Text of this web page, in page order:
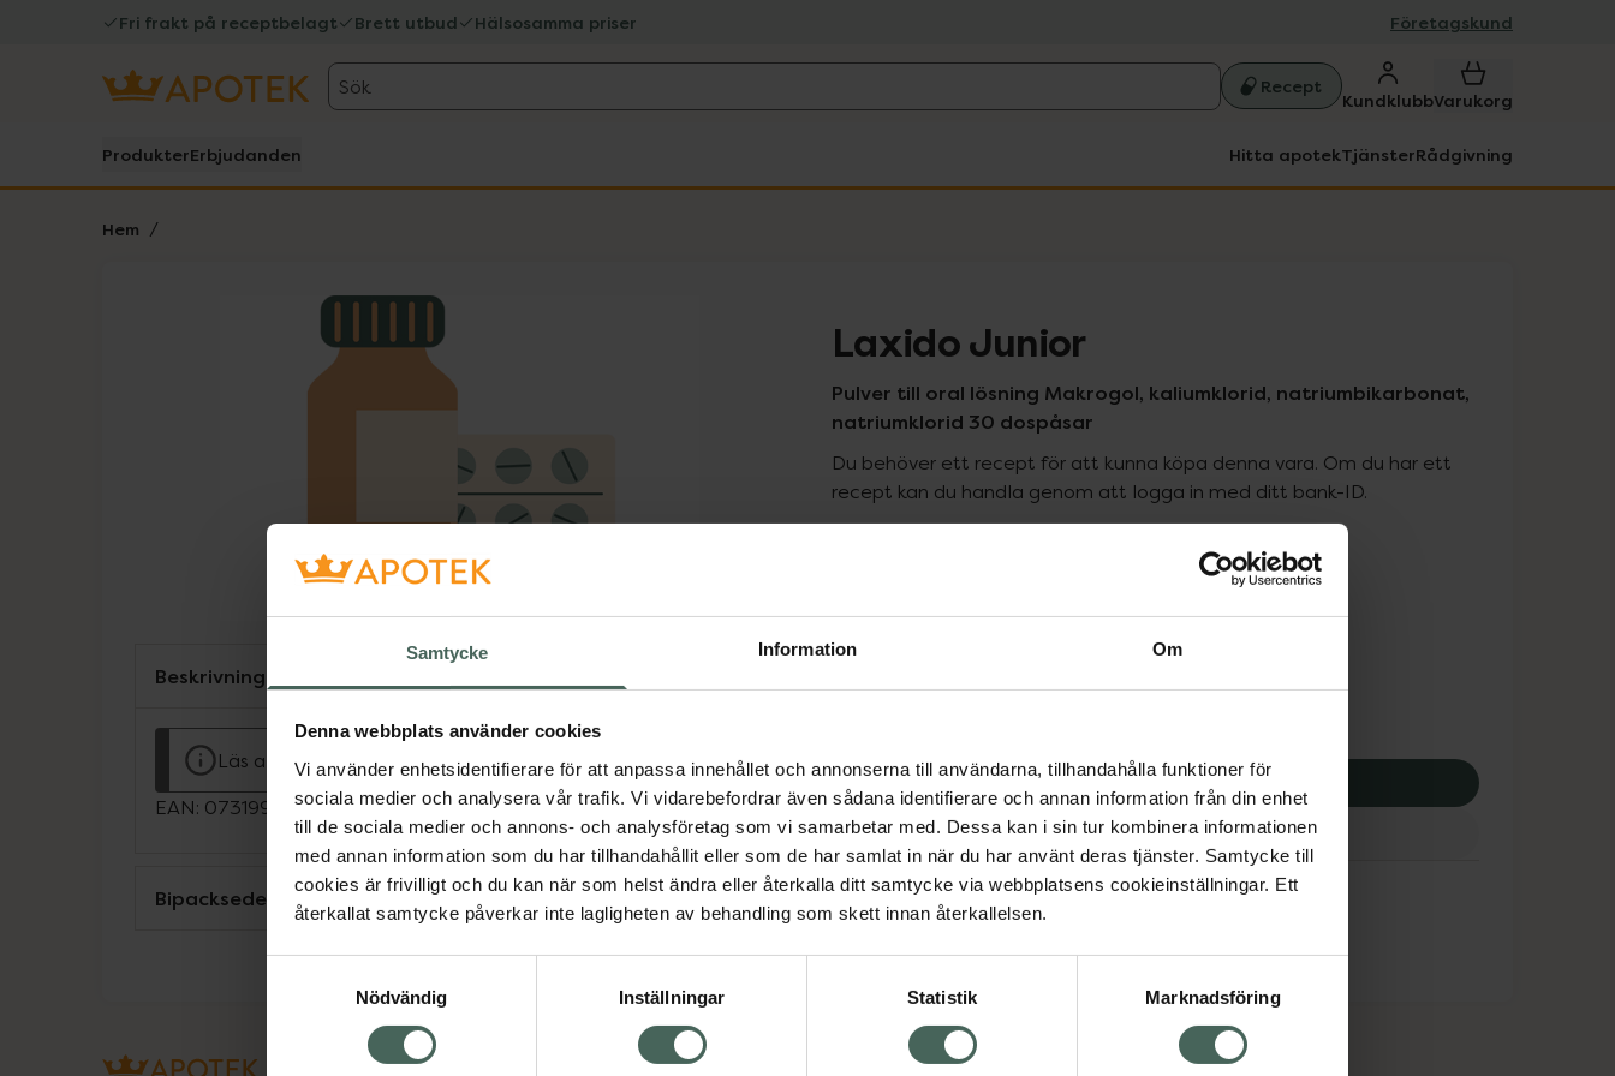
Samtycke Information Om
Denna webbplats använder cookies
Vi använder enhetsidentifierare för att anpassa innehållet och annonserna till användarna, tillhandahålla funktioner för
sociala medier och analysera vår trafik. Vi vidarebefordrar även sådana identifierare och annan information från din enhet
till de sociala medier och annons- och analysföretag som vi samarbetar med. Dessa kan i sin tur kombinera informationen
med annan information som du har tillhandahållit eller som de har samlat in när du har använt deras tjänster. Samtycke till
cookies är frivilligt och du kan när som helst ändra eller återkalla ditt samtycke via webbplatsens cookieinställningar. Ett
återkallat samtycke påverkar inte lagligheten av behandling som skett innan återkallelsen.
Nödvändig
Inställningar Statistik Marknadsföring
Fri frakt på receptbelagt Brett utbud Hälsosamma priser Företagskund
Sök Recept
KundklubbVarukorg
ProdukterErbjudanden Hitta apotekTjänsterRådgivning
Hem
Lista: . Innehåller 1 objekt. Laxido Junior
Pulver till oral lösning Makrogol, kaliumklorid, natriumbikarbonat,
natriumklorid 30 dospåsar
Du behöver ett recept för att kunna köpa denna vara. Om du har ett
recept kan du handla genom att logga in med ditt bank-ID.
Pris med recept
146,74 kr
Köp via ditt recept
Aktuella erbjudanden
Beskrivning
Läs alltid bipacksedeln innan användning.
EAN: 07319900002711
Bipacksedel från FASS Visa
Om recept och läkemedel